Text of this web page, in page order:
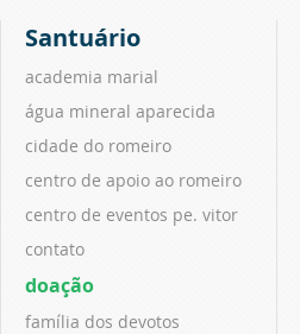
Santuário
academia marial
água mineral aparecida
cidade do romeiro
centro de apoio ao romeiro
centro de eventos pe. vitor
contato
doação
família dos devotos